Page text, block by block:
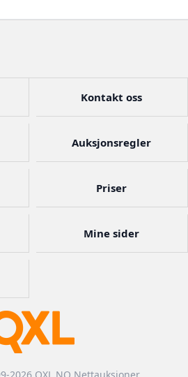
Kontakt oss
Auksjonsregler
Priser
Mine sider